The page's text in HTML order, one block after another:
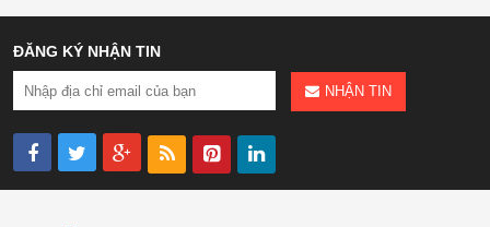
ĐĂNG KÝ NHẬN TIN
NHẬN TIN